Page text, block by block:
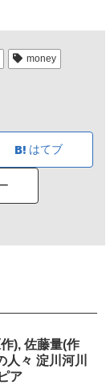
money
はてブ
), 佐藤量(作
人々 淀川河川
ア